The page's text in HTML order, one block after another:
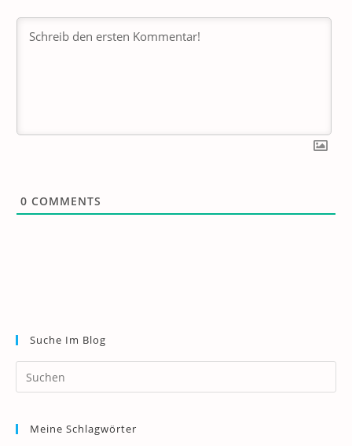
0 COMMENTS
Suche Im Blog
Meine Schlagwörter